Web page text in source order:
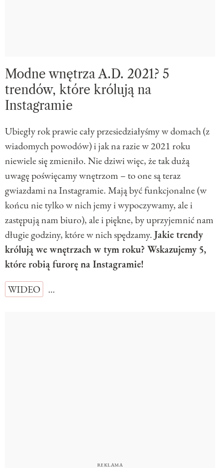
Modne wnętrza A.D. 2021? 5
trendów, które królują na
Instagramie
Ubiegły rok prawie cały przesiedziałyśmy w domach (z
wiadomych powodów) i jak na razie w 2021 roku
niewiele się zmieniło. Nie dziwi więc, że tak dużą
uwagę poświęcamy wnętrzom – to one są teraz
gwiazdami na Instagramie. Mają być funkcjonalne (w
końcu nie tylko w nich jemy i wypoczywamy, ale i
zastępują nam biuro), ale i piękne, by uprzyjemnić nam
długie godziny, które w nich spędzamy.Jakie trendy
królują we wnętrzach w tym roku? Wskazujemy 5,
które robią furorę na Instagramie!
WIDEO
…